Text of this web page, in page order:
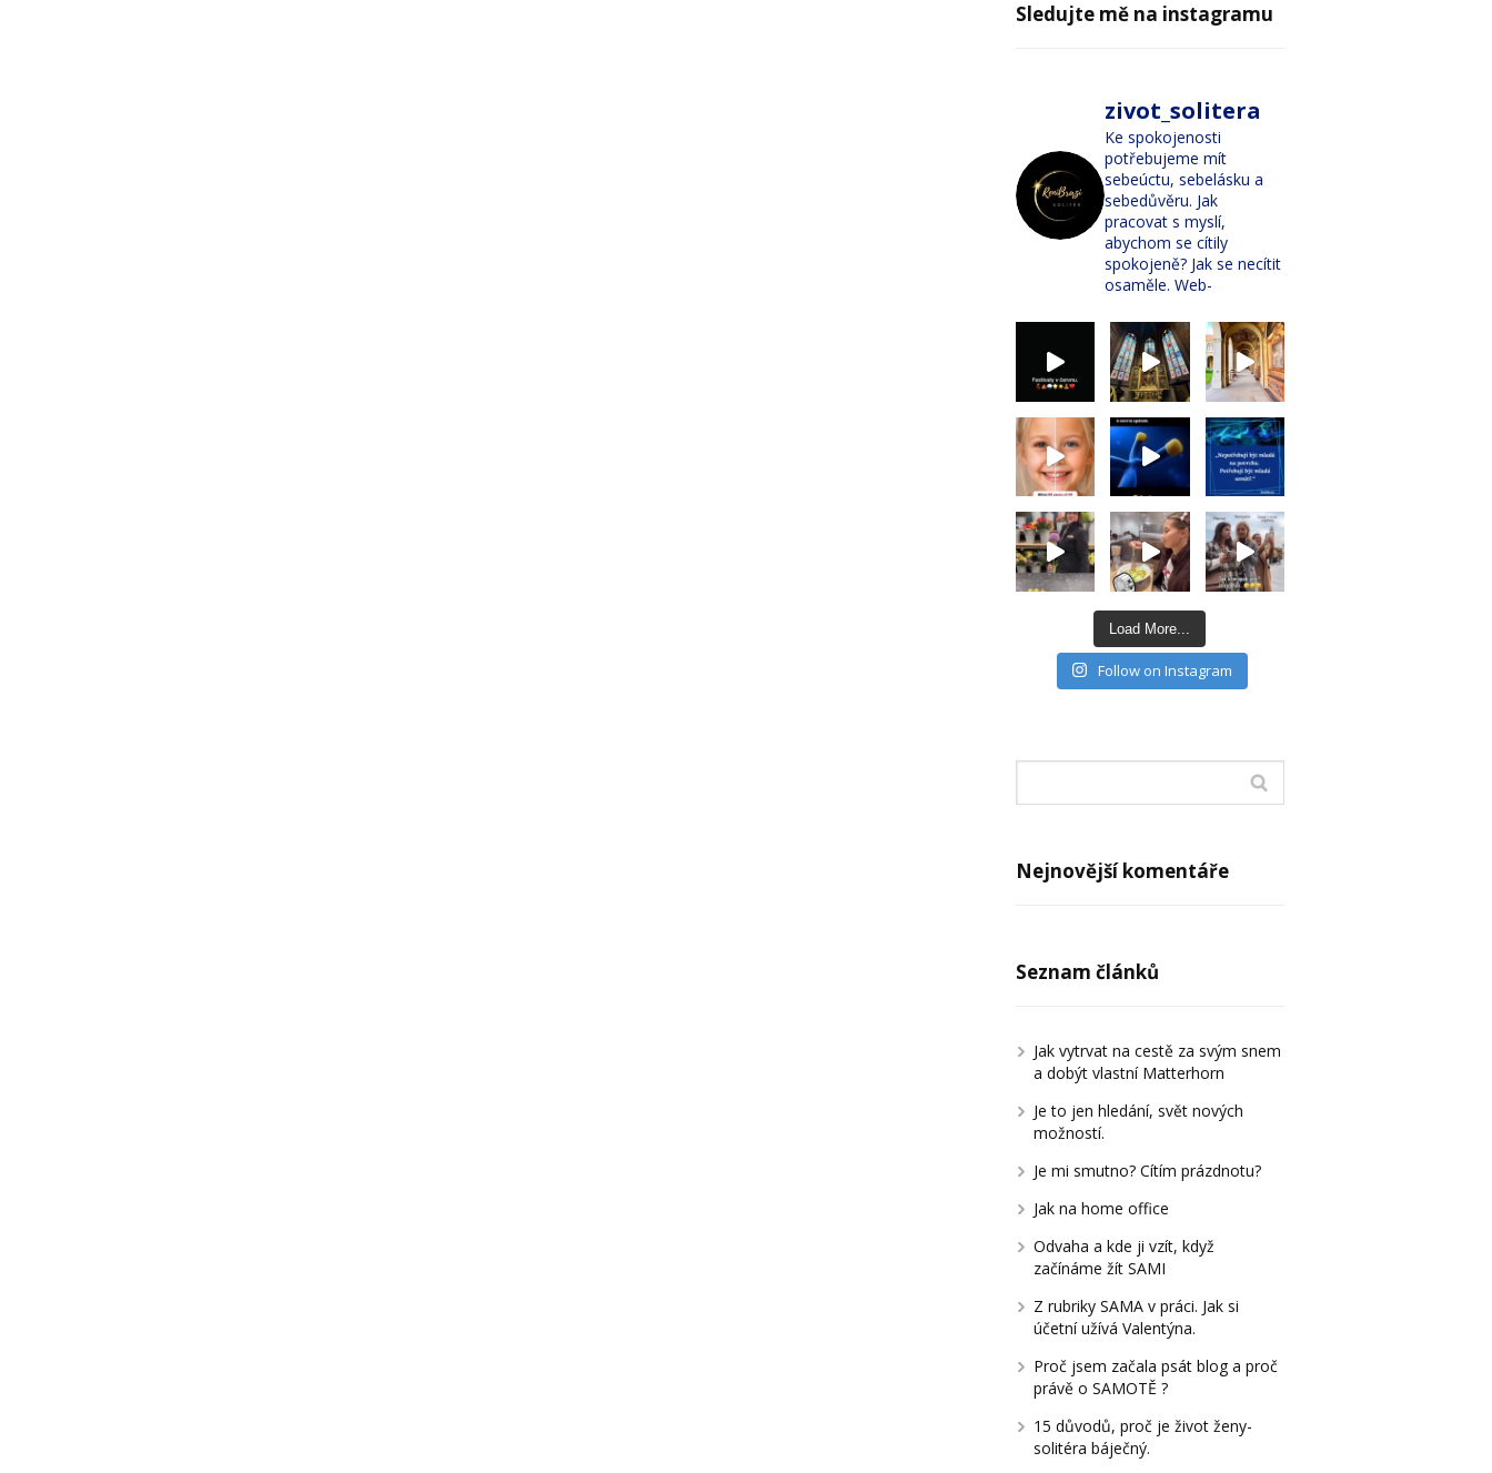
Sledujte mě na instagramu
zivot_solitera
Ke spokojenosti
potřebujeme mít
sebeúctu, sebelásku a
sebedůvěru. Jak
pracovat s myslí,
abychom se cítily
spokojeně? Jak se necítit
osaměle. Web-
Load More...
Follow on Instagram
Nejnovější komentáře
Seznam článků
Jak vytrvat na cestě za svým snem
a dobýt vlastní Matterhorn
Je to jen hledání, svět nových
možností.
Je mi smutno? Cítím prázdnotu?
Jak na home office
Odvaha a kde ji vzít, když
začínáme žít SAMI
Z rubriky SAMA v práci. Jak si
účetní užívá Valentýna.
Proč jsem začala psát blog a proč
právě o SAMOTĚ ?
15 důvodů, proč je život ženy-
solitéra báječný.